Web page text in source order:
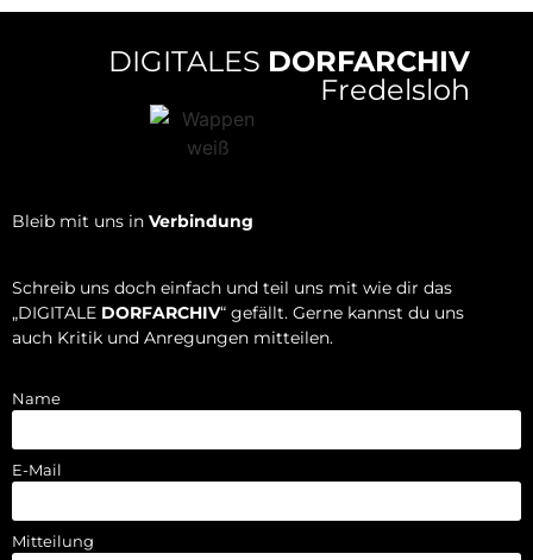
DIGITALES DORFARCHIV
Fredelsloh
Bleib mit uns in Verbindung
Schreib uns doch einfach und teil uns mit wie dir das
„DIGITALE DORFARCHIV“ gefällt. Gerne kannst du uns
auch Kritik und Anregungen mitteilen.
Name
E-Mail
Mitteilung